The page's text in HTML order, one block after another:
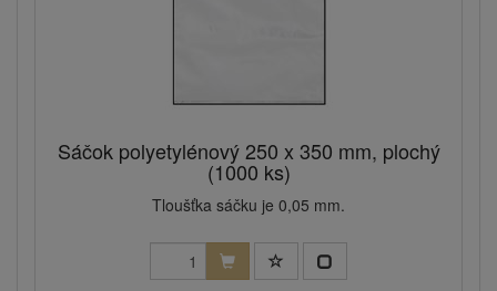
Sáčok polyetylénový 250 x 350 mm, plochý
(1000 ks)
Tloušťka sáčku je 0,05 mm.